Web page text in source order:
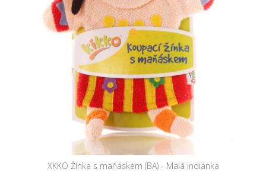
XKKO Žínka s maňáskem (BA) - Malá indiánka